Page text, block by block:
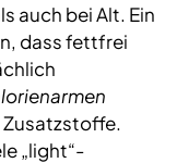
auch bei Alt. Ein
dass fettfrei
Zusatzstoffe.
„light“-